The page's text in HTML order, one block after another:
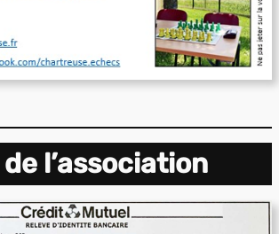
de l’association